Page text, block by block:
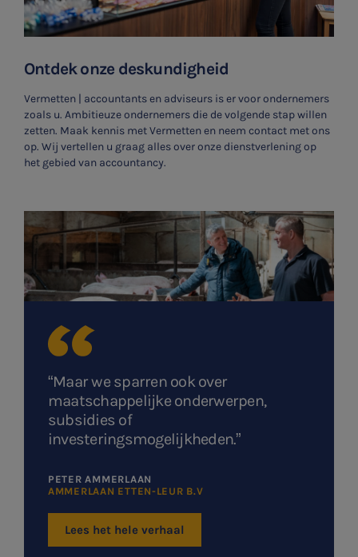
SNEL UW ANTWOORD VINDEN
Typ hieronder uw zoekterm
Ontdek onze deskundigheid
Vermetten | accountants en adviseurs is er voor ondernemers
zoals u. Ambitieuze ondernemers die de volgende stap willen
zetten. Maak kennis met Vermetten en neem contact met ons
op. Wij vertellen u graag alles over onze dienstverlening op
het gebied van accountancy.
“Maar we sparren ook over
maatschappelijke onderwerpen,
subsidies of
investeringsmogelijkheden.”
PETER AMMERLAAN
AMMERLAAN ETTEN-LEUR B.V
Lees het hele verhaal